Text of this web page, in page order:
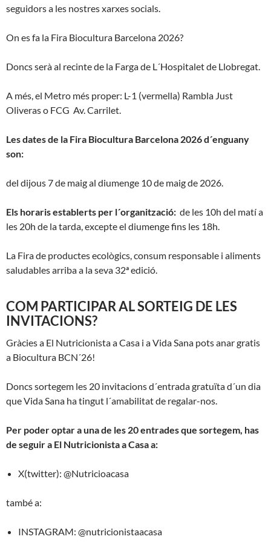
seguidors a les nostres xarxes socials.
On es fa la Fira Biocultura Barcelona 2026?
Doncs serà al recinte de la Farga de L´Hospitalet de Llobregat.
A més, el Metro més proper: L-1 (vermella) Rambla Just
Oliveras o FCG Av. Carrilet.
Les dates de la Fira Biocultura Barcelona 2026 d´enguany
son:
del dijous 7 de maig al diumenge 10 de maig de 2026.
Els horaris establerts per l´organització: de les 10h del matí a
les 20h de la tarda, excepte el diumenge fins les 18h.
La Fira de productes ecològics, consum responsable i aliments
saludables arriba a la seva 32ª edició.
COM PARTICIPAR AL SORTEIG DE LES
INVITACIONS?
Gràcies a El Nutricionista a Casa i a Vida Sana pots anar gratis
a Biocultura BCN´26!
Doncs sortegem les 20 invitacions d´entrada gratuïta d´un dia
que Vida Sana ha tingut l´amabilitat de regalar-nos.
Per poder optar a una de les 20 entrades que sortegem, has
de seguir a El Nutricionista a Casa a:
X(twitter): @Nutricioacasa
també a:
INSTAGRAM: @nutricionistaacasa